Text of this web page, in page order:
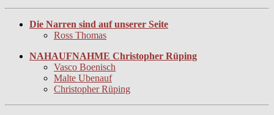
Die Narren sind auf unserer Seite
Ross Thomas
NAHAUFNAHME Christopher Rüping
Vasco Boenisch
Malte Ubenauf
Christopher Rüping